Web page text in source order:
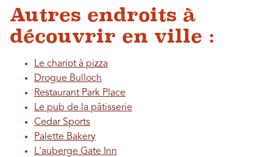
Autres endroits à
découvrir en ville :
Le chariot à pizza
Drogue Bulloch
Restaurant Park Place
Le pub de la pâtisserie
Cedar Sports
Palette Bakery
L'auberge Gate Inn